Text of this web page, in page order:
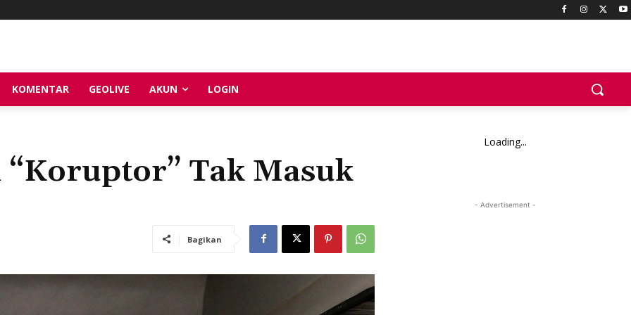
KOMENTAR GEOLIVE AKUN LOGIN
Tak Masuk
Bagikan
Loading...
- Advertisement -